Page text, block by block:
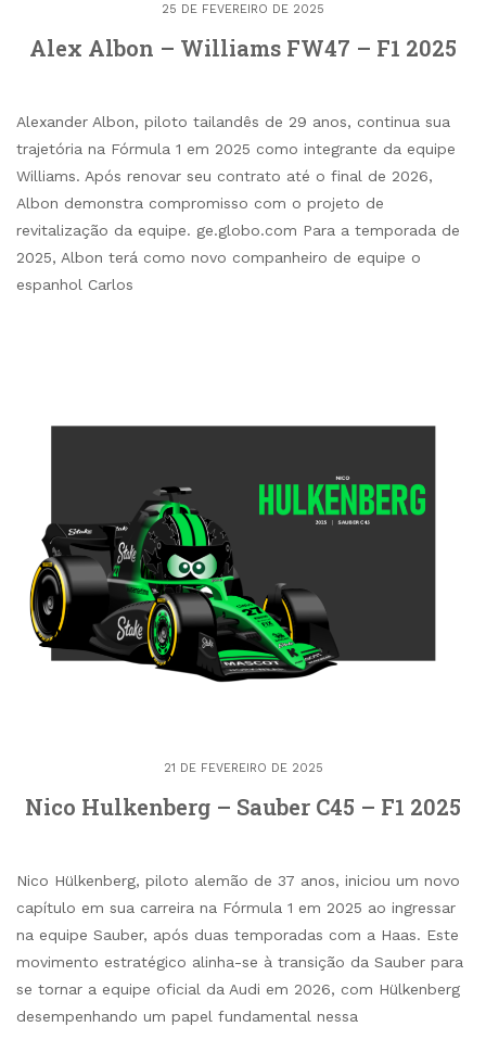
25 DE FEVEREIRO DE 2025
Alex Albon – Williams FW47 – F1 2025
Alexander Albon, piloto tailandês de 29 anos, continua sua
trajetória na Fórmula 1 em 2025 como integrante da equipe
Williams. Após renovar seu contrato até o final de 2026,
Albon demonstra compromisso com o projeto de
revitalização da equipe. ge.globo.com Para a temporada de
2025, Albon terá como novo companheiro de equipe o
espanhol Carlos
21 DE FEVEREIRO DE 2025
Nico Hulkenberg – Sauber C45 – F1 2025
Nico Hülkenberg, piloto alemão de 37 anos, iniciou um novo
capítulo em sua carreira na Fórmula 1 em 2025 ao ingressar
na equipe Sauber, após duas temporadas com a Haas. Este
movimento estratégico alinha-se à transição da Sauber para
se tornar a equipe oficial da Audi em 2026, com Hülkenberg
desempenhando um papel fundamental nessa